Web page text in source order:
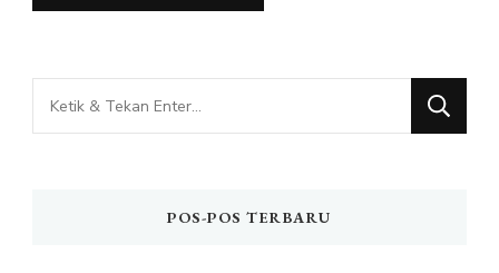
Mencari
Sesuatu?
POS-POS TERBARU